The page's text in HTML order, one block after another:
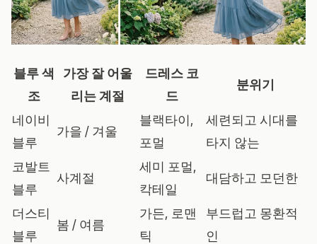
블루 색
조
가장 잘 어울
리는 계절
드레스 코
드
분위기
네이비
블루
가을 / 겨울
블랙타이,
포멀
세련되고 시대를
타지 않는
코발트
블루
사계절
세미 포멀,
칵테일
대담하고 모던한
더스티
블루
봄 / 여름
가든, 로맨
틱
부드럽고 몽환적
인